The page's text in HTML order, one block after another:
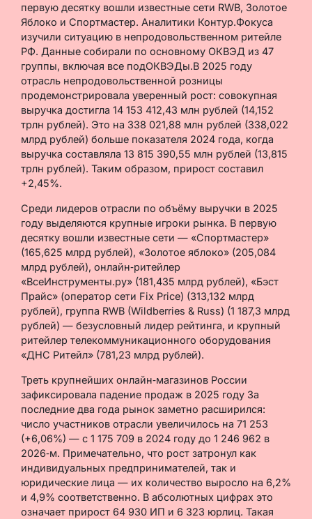
первую десятку вошли известные сети RWB, Золотое
Яблоко и Спортмастер. Аналитики Контур.Фокуса
изучили ситуацию в непродовольственном ритейле
РФ. Данные собирали по основному ОКВЭД из 47
группы, включая все подОКВЭДы.В 2025 году
отрасль непродовольственной розницы
продемонстрировала уверенный рост: совокупная
выручка достигла 14 153 412,43 млн рублей (14,152
трлн рублей). Это на 338 021,88 млн рублей (338,022
млрд рублей) больше показателя 2024 года, когда
выручка составляла 13 815 390,55 млн рублей (13,815
трлн рублей). Таким образом, прирост составил
+2,45%.
Среди лидеров отрасли по объёму выручки в 2025
году выделяются крупные игроки рынка. В первую
десятку вошли известные сети — «Спортмастер»
(165,625 млрд рублей), «Золотое яблоко» (205,084
млрд рублей), онлайн‑ритейлер
«ВсеИнструменты.ру» (181,435 млрд рублей), «Бэст
Прайс» (оператор сети Fix Price) (313,132 млрд
рублей), группа RWB (Wildberries & Russ) (1 187,3 млрд
рублей) — безусловный лидер рейтинга, и крупный
ритейлер телекоммуникационного оборудования
«ДНС Ритейл» (781,23 млрд рублей).
Треть крупнейших онлайн‑магазинов России
зафиксировала падение продаж в 2025 году За
последние два года рынок заметно расширился:
число участников отрасли увеличилось на 71 253
(+6,06%) — с 1 175 709 в 2024 году до 1 246 962 в
2026‑м. Примечательно, что рост затронул как
индивидуальных предпринимателей, так и
юридические лица — их количество выросло на 6,2%
и 4,9% соответственно. В абсолютных цифрах это
означает прирост 64 930 ИП и 6 323 юрлиц. Такая